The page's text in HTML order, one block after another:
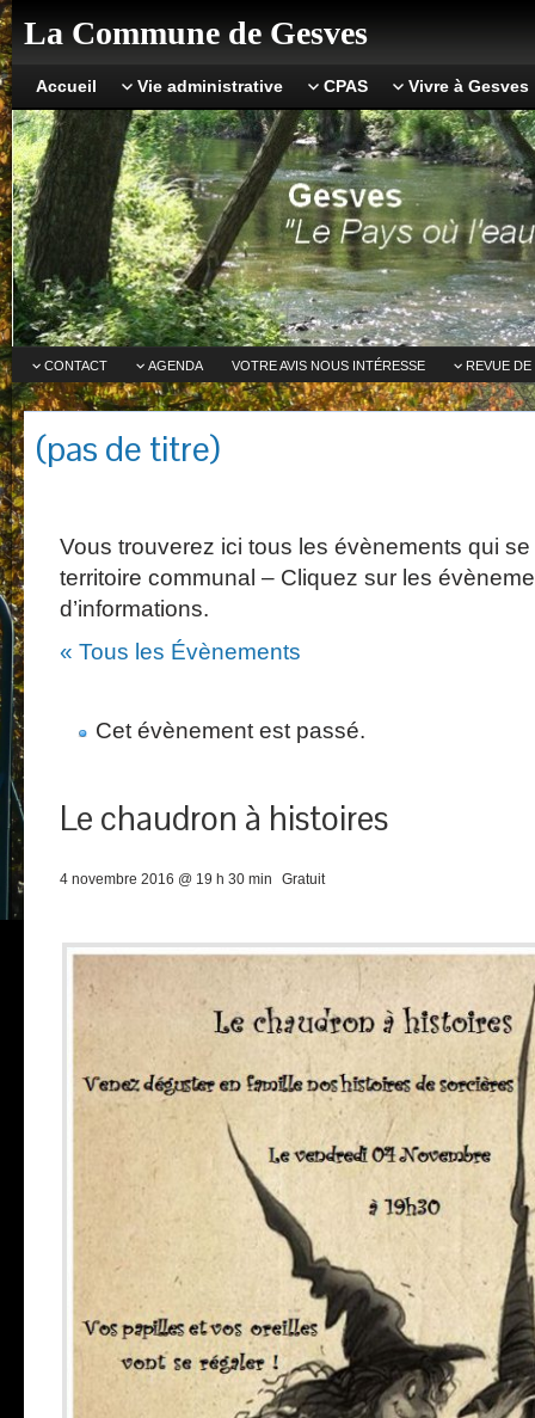
La Commune de Gesves
Accueil Vie administrative CPAS Vivre à Gesves
CONTACT AGENDA VOTRE AVIS NOUS INTÉRESSE REVUE DE
(pas de titre)
Vous trouverez ici tous les évènements qui
territoire communal – Cliquez sur les
d’informations.
« Tous les Évènements
Cet évènement est passé.
Le chaudron à histoires
4 novembre 2016 @ 19 h 30 min Gratuit